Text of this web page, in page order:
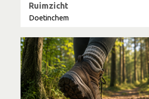
Ruimzicht
Doetinchem